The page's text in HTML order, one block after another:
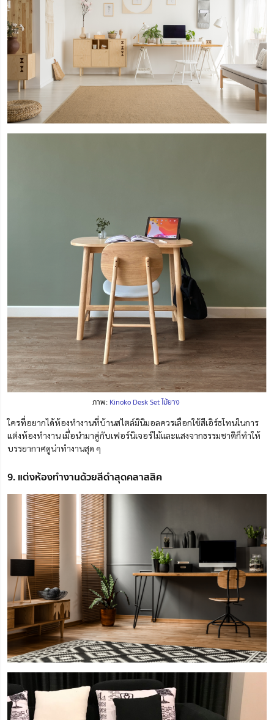
ภาพ: Kinoko Desk Set ไม้ยาง
ใครที่อยากได้ห้องทำงานที่บ้านสไตล์มินิมอลควรเลือกใช้สีเอิร์ธโทนในการ
แต่งห้องทำงาน เมื่อนำมาคู่กับเฟอร์นิเจอร์ไม้และแสงจากธรรมชาติก็ทำให้
บรรยากาศดูน่าทำงานสุด ๆ
9. แต่งห้องทำงานด้วยสีดำสุดคลาสสิค